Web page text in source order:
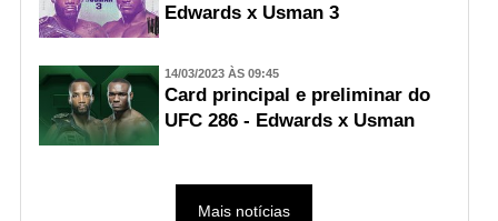
Edwards x Usman 3
14/03/2023 ÀS 09:45
Card principal e preliminar do
UFC 286 - Edwards x Usman
Mais notícias